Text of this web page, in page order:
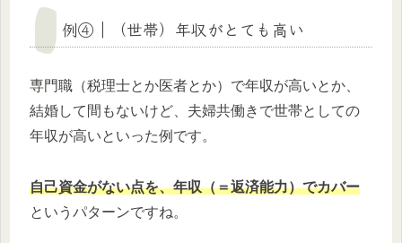
例④｜（世帯）年収がとても高い
専門職（税理士とか医者とか）で年収が高いとか、
結婚して間もないけど、夫婦共働きで世帯としての
年収が高いといった例です。
自己資金がない点を、年収（＝返済能力）でカバー
というパターンですね。